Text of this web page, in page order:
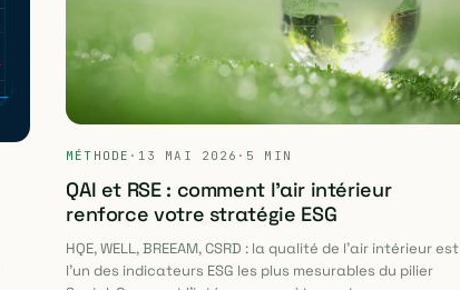
MÉTHODE · 13 MAI 2026 · 5 MIN
QAI et RSE : comment l'air intérieur
renforce votre stratégie ESG
HQE, WELL, BREEAM, CSRD : la qualité de l'air intérieur est
l'un des indicateurs ESG les plus mesurables du pilier